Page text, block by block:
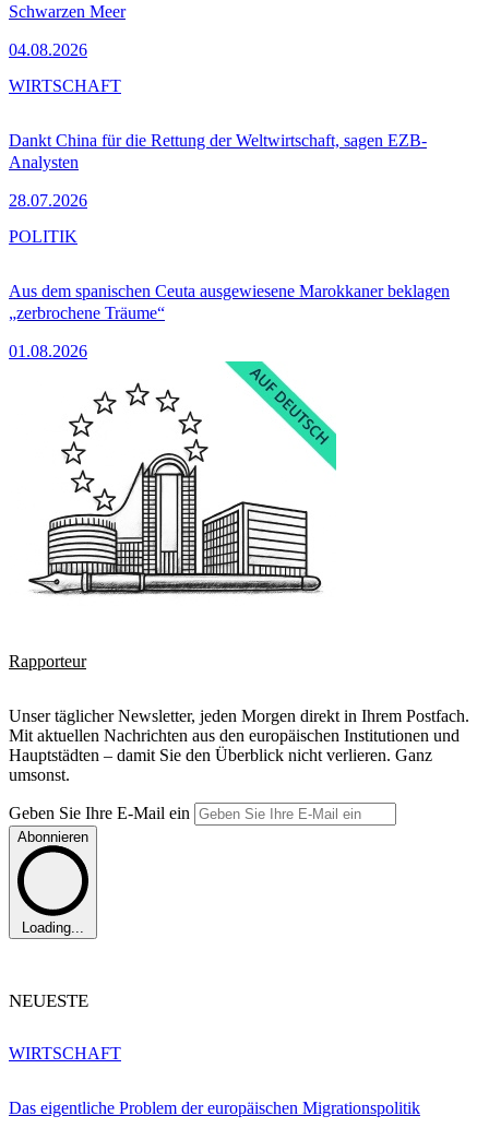
Schwarzen Meer
04.08.2026
Dankt China für die Rettung der Weltwirtschaft, sagen EZB-
Analysten
28.07.2026
WIRTSCHAFT
Aus dem spanischen Ceuta ausgewiesene Marokkaner beklagen
„zerbrochene Träume“
01.08.2026
POLITIK
Rapporteur
Unser täglicher Newsletter, jeden Morgen direkt in Ihrem Postfach.
Mit aktuellen Nachrichten aus den europäischen Institutionen und
Hauptstädten – damit Sie den Überblick nicht verlieren. Ganz
umsonst.
Geben Sie Ihre E-Mail ein
Abonnieren
Loading...
NEUESTE
Das eigentliche Problem der europäischen Migrationspolitik
WIRTSCHAFT